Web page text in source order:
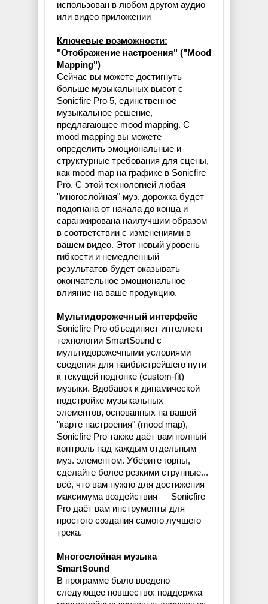
использован в любом другом аудио
или видео приложении
Ключевые возможности:
"Отображение настроения" ("Mood
Mapping")
Сейчас вы можете достигнуть
больше музыкальных высот с
Sonicfire Pro 5, единственное
музыкальное решение,
предлагающее mood mapping. С
mood mapping вы можете
определить эмоциональные и
структурные требования для сцены,
как mood map на графике в Sonicfire
Pro. С этой технологией любая
"многослойная" муз. дорожка будет
подогнана от начала до конца и
саранжирована наилучшим образом
в соответствии с изменениями в
вашем видео. Этот новый уровень
гибкости и немедленный
результатов будет оказывать
окончательное эмоциональное
влияние на ваше продукцию.
Мультидорожечный интерфейс
Sonicfire Pro объединяет интеллект
технологии SmartSound с
мультидорожечными условиями
сведения для наибыстрейшего пути
к текущей подгонке (custom-fit)
музыки. Вдобавок к динамической
подстройке музыкальных
элементов, основанных на вашей
"карте настроения" (mood map),
Sonicfire Pro также даёт вам полный
контроль над каждым отдельным
муз. элементом. Уберите горны,
сделайте более резкими струнные...
всё, что вам нужно для достижения
максимума воздействия — Sonicfire
Pro даёт вам инструменты для
простого создания самого лучшего
трека.
Многослойная музыка
SmartSound
В программе было введено
следующее новшество: поддержка